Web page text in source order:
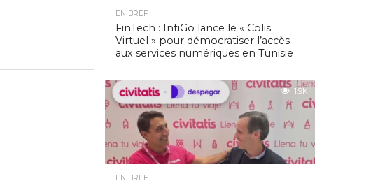
EN BREF
FinTech : IntiGo lance le « Colis
Virtuel » pour démocratiser l’accès
aux services numériques en Tunisie
1.9K
EN BREF